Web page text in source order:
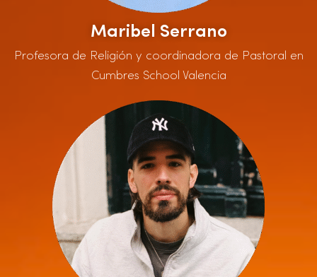
Maribel Serrano
Profesora de Religión y coordinadora de Pastoral en
Cumbres School Valencia